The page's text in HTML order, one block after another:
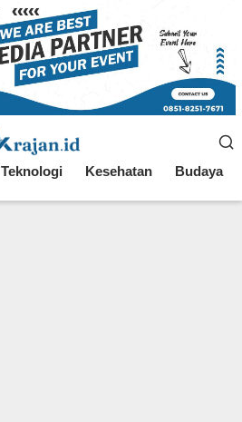
Teknologi Kesehatan Budaya